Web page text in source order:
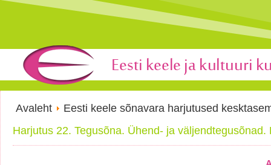
Avaleht
Eesti keele sõnavara harjutused
Harjutus 22. Tegusõna. Ühend- ja väljendtegusõnad.